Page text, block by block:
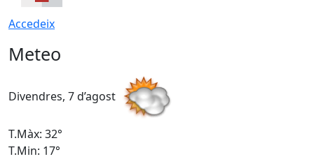
Accedeix
Meteo
Divendres, 7 d’agost
T.Màx: 32°
T.Min: 17°